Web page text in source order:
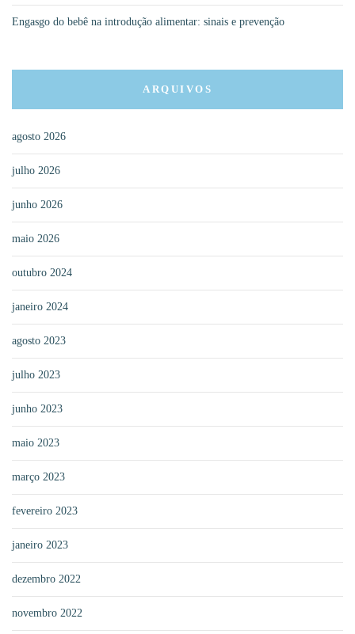
Engasgo do bebê na introdução alimentar: sinais e prevenção
ARQUIVOS
agosto 2026
julho 2026
junho 2026
maio 2026
outubro 2024
janeiro 2024
agosto 2023
julho 2023
junho 2023
maio 2023
março 2023
fevereiro 2023
janeiro 2023
dezembro 2022
novembro 2022